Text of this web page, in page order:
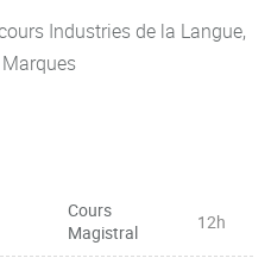
Industries de la Langue,
Cours
Magistral
12h